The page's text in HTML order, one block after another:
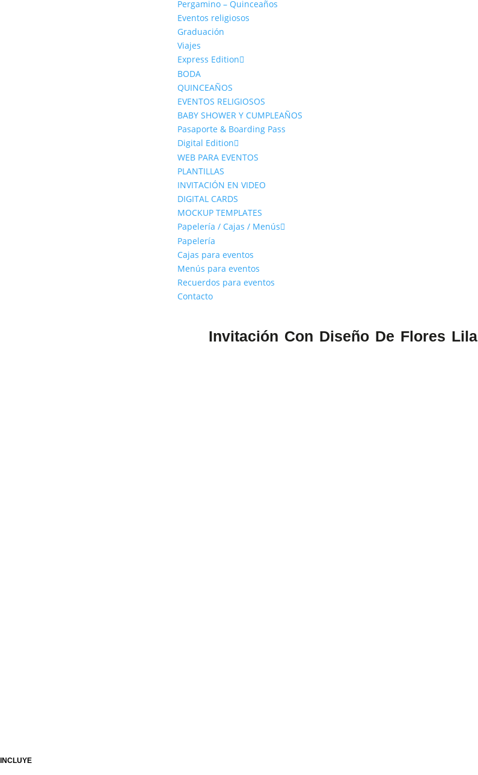
Pergamino – Quinceaños
Eventos religiosos
Graduación
Viajes
Express Edition
BODA
QUINCEAÑOS
EVENTOS RELIGIOSOS
BABY SHOWER Y CUMPLEAÑOS
Pasaporte & Boarding Pass
Digital Edition
WEB PARA EVENTOS
PLANTILLAS
INVITACIÓN EN VIDEO
DIGITAL CARDS
MOCKUP TEMPLATES
Papelería / Cajas / Menús
Papelería
Cajas para eventos
Menús para eventos
Recuerdos para eventos
Contacto
Invitación Con Diseño De Flores Lila
INCLUYE